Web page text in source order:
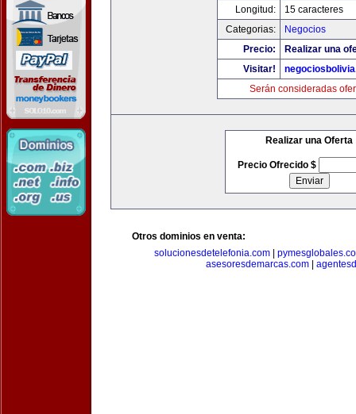
Longitud:
15 caracteres
Categorias:
Negocios
Precio:
Realizar una
Visitar!
Serán consideradas
Realizar una Oferta
Precio Ofrecido $
Otros dominios en venta:
solucionesdetelefonia.com|
asesoresdemarcas.com